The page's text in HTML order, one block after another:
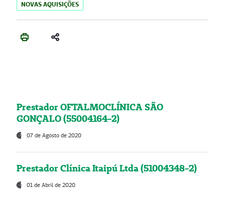
NOVAS AQUISIÇÕES
Prestador OFTALMOCLÍNICA SÃO
GONÇALO (55004164-2)
07 de Agosto de 2020
Prestador Clínica Itaipú Ltda (51004348-2)
01 de Abril de 2020